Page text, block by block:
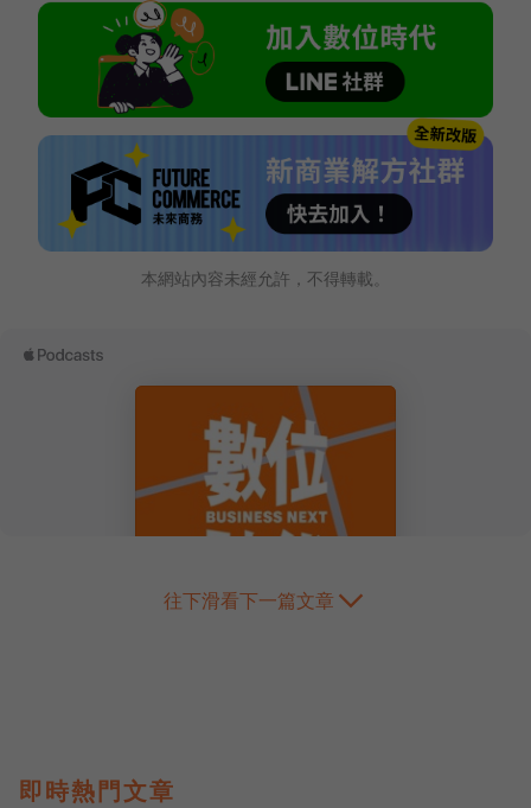
本網站內容未經允許，不得轉載。
往下滑看下一篇文章
即時熱門文章